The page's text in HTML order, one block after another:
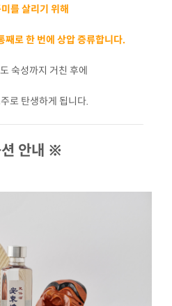
를 살리기 위해
째로 한 번에 상압 증류합니다.
숙성까지 거친 후에
로 탄생하게 됩니다.
안내 ※